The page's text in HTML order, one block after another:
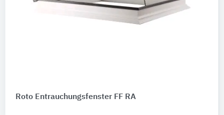
Roto Entrauchungsfenster FF RA